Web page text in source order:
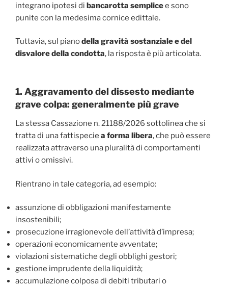
integrano ipotesi di bancarotta semplicee sono
punite con la medesima cornice edittale.
Tuttavia, sul pianodella gravità sostanziale e del
disvalore della condotta, la risposta è più articolata.
1. Aggravamento del dissesto mediante
grave colpa: generalmente più grave
La stessa Cassazione n. 21188/2026 sottolinea che si
tratta di una fattispecie a forma libera, che può essere
realizzata attraverso una pluralità di comportamenti
attivi o omissivi.
Rientrano in tale categoria, ad esempio:
assunzione di obbligazioni manifestamente
insostenibili;
prosecuzione irragionevole dell’attività d’impresa;
operazioni economicamente avventate;
violazioni sistematiche degli obblighi gestori;
gestione imprudente della liquidità;
accumulazione colposa di debiti tributari o